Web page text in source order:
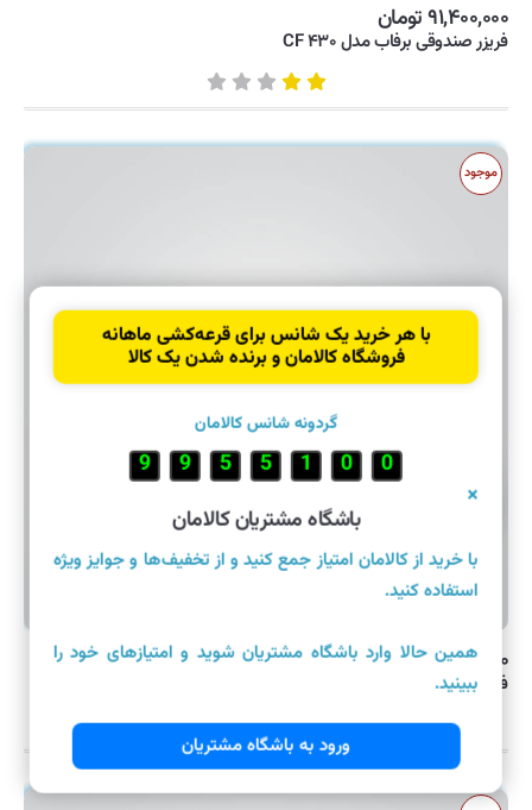
۹۱,۴۰۰,۰۰۰ تومان
فریزر صندوقی برفاب مدل CF ۴۳۰
موجود
۷۵,۶۰۰,۰۰۰ تومان
فریزر صندوقی برفاب مدل CF ۳۱۰L
با هر خرید یک شانس برای قرعه‌کشی ماهانه
فروشگاه کالامان و برنده شدن یک کالا
گردونه شانس کالامان
2
9
1
7
6
4
0
×
باشگاه مشتریان کالامان
با خرید از کالامان امتیاز جمع کنید و از تخفیف‌ها و جوایز ویژه
استفاده کنید.
همین حالا وارد باشگاه مشتریان شوید و امتیازهای خود را
ببینید.
ورود به باشگاه مشتریان